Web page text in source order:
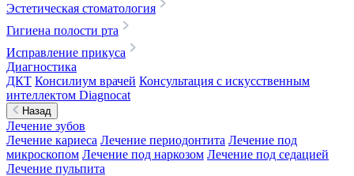
Эстетическая стоматология
Гигиена полости рта
Исправление прикуса
Диагностика
ДКТ Консилиум врачей Консультация с искусственным
интеллектом Diagnocat
Назад
Лечение зубов
Лечение кариеса Лечение периодонтита Лечение под
микроскопом Лечение под наркозом Лечение под седацией
Лечение пульпита